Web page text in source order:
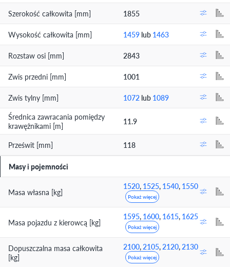
Szerokość całkowita [mm] 1855
Wysokość całkowita [mm] 1459 lub 1463
Rozstaw osi [mm] 2843
Zwis przedni [mm] 1001
Zwis tylny [mm] 1072 lub 1089
Średnica zawracania pomiędzy
krawężnikami [m]
11.9
Prześwit [mm] 118
Masy i pojemności
Masa własna [kg]
1520, 1525, 1540, 1550
Pokaż więcej
Masa pojazdu z kierowcą [kg]
1595, 1600, 1615, 1625
Pokaż więcej
Dopuszczalna masa całkowita
[kg]
2100,2105,2120,2130
Pokaż więcej